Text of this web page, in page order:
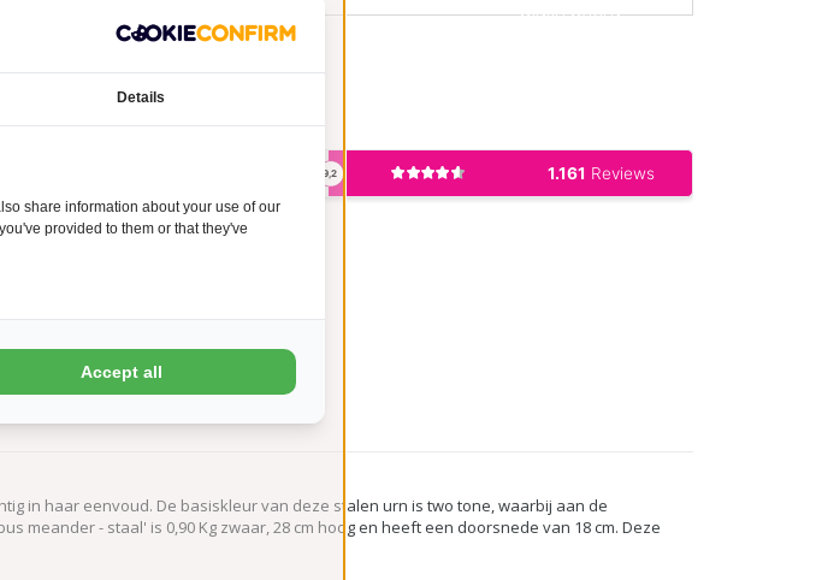
WINKELWAGEN
in haar eenvoud. De basiskleur van deze stalen urn is two tone, waarbij aan de
meander - staal' is 0,90 Kg zwaar, 28 cm hoog en heeft een doorsnede van 18 cm. Deze
Details
share information about your use of our
provided to them or that they've
Accept all